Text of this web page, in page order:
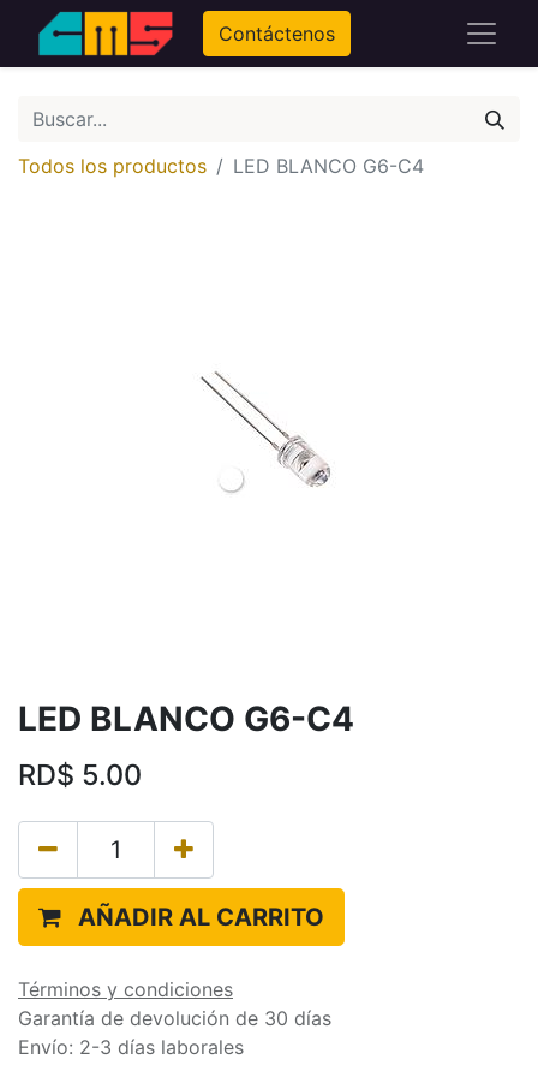
Contáctenos
Todos los productos LED BLANCO G6-C4
LED BLANCO G6-C4
RD$ 5.00
AÑADIR AL CARRITO
Términos y condiciones
Garantía de devolución de 30 días
Envío: 2-3 días laborales